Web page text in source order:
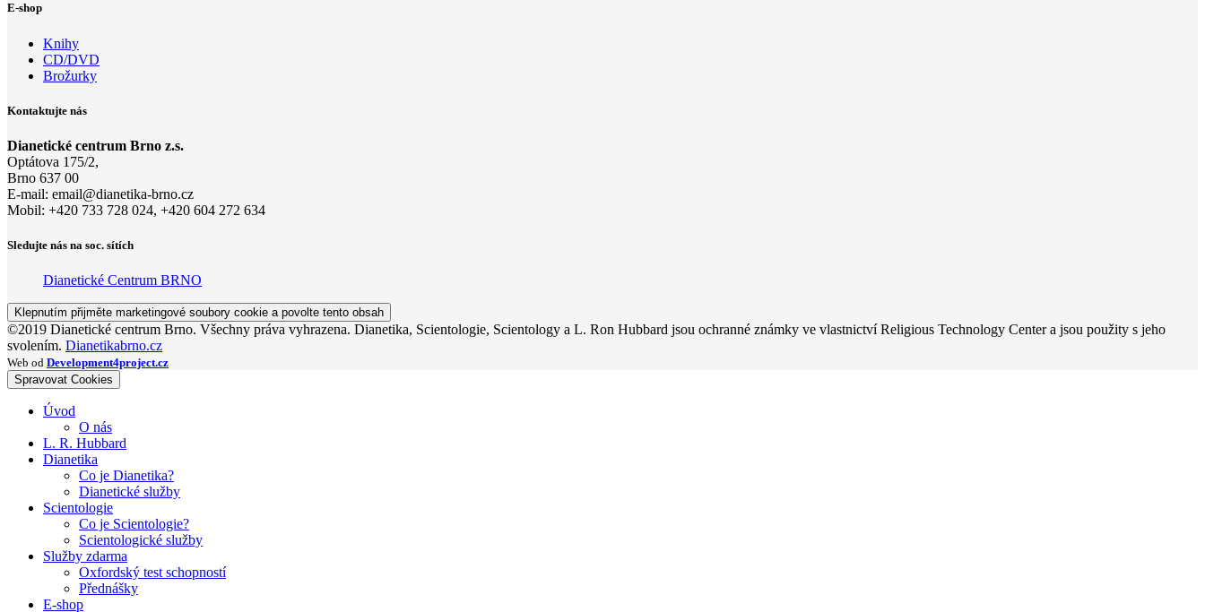
E-shop
Knihy
CD/DVD
Brožurky
Kontaktujte nás
Dianetické centrum Brno z.s.
Optátova 175/2,
Brno 637 00
E-mail: email@dianetika-brno.cz
Mobil: +420 733 728 024, +420 604 272 634
Sledujte nás na soc. sítích
Dianetické Centrum BRNO
Klepnutím přijměte marketingové soubory cookie a povolte tento obsah